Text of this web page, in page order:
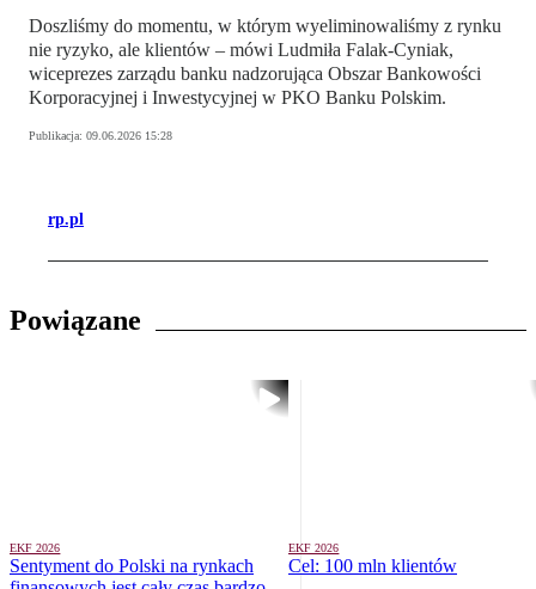
Doszliśmy do momentu, w którym wyeliminowaliśmy z rynku
nie ryzyko, ale klientów – mówi Ludmiła Falak-Cyniak,
wiceprezes zarządu banku nadzorująca Obszar Bankowości
Korporacyjnej i Inwestycyjnej w PKO Banku Polskim.
Publikacja: 09.06.2026 15:28
rp.pl
Powiązane
EKF 2026
Sentyment do Polski na rynkach
EKF 2026
Cel: 100 mln klientów